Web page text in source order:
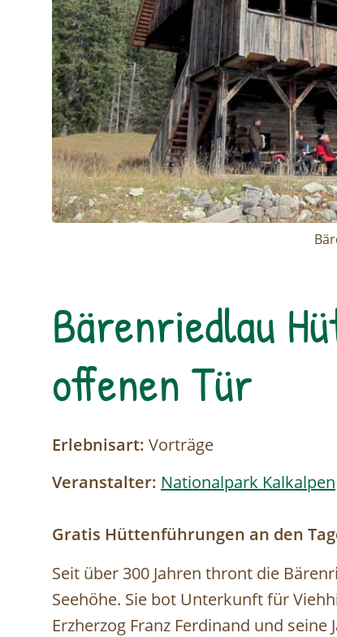
Bärenriedlau
offenen Tür
Erlebnisart: Vorträge
Veranstalter: Nationalpark Kalkalpen
Gratis Hüttenführungen an den
Seit über 300 Jahren thront die
Seehöhe. Sie bot Unterkunft für
Erzherzog Franz Ferdinand und